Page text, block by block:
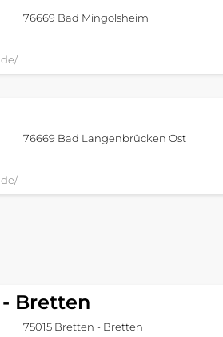
76669 Bad Mingolsheim
76669 Bad Langenbrücken Ost
Bretten
75015 Bretten - Bretten